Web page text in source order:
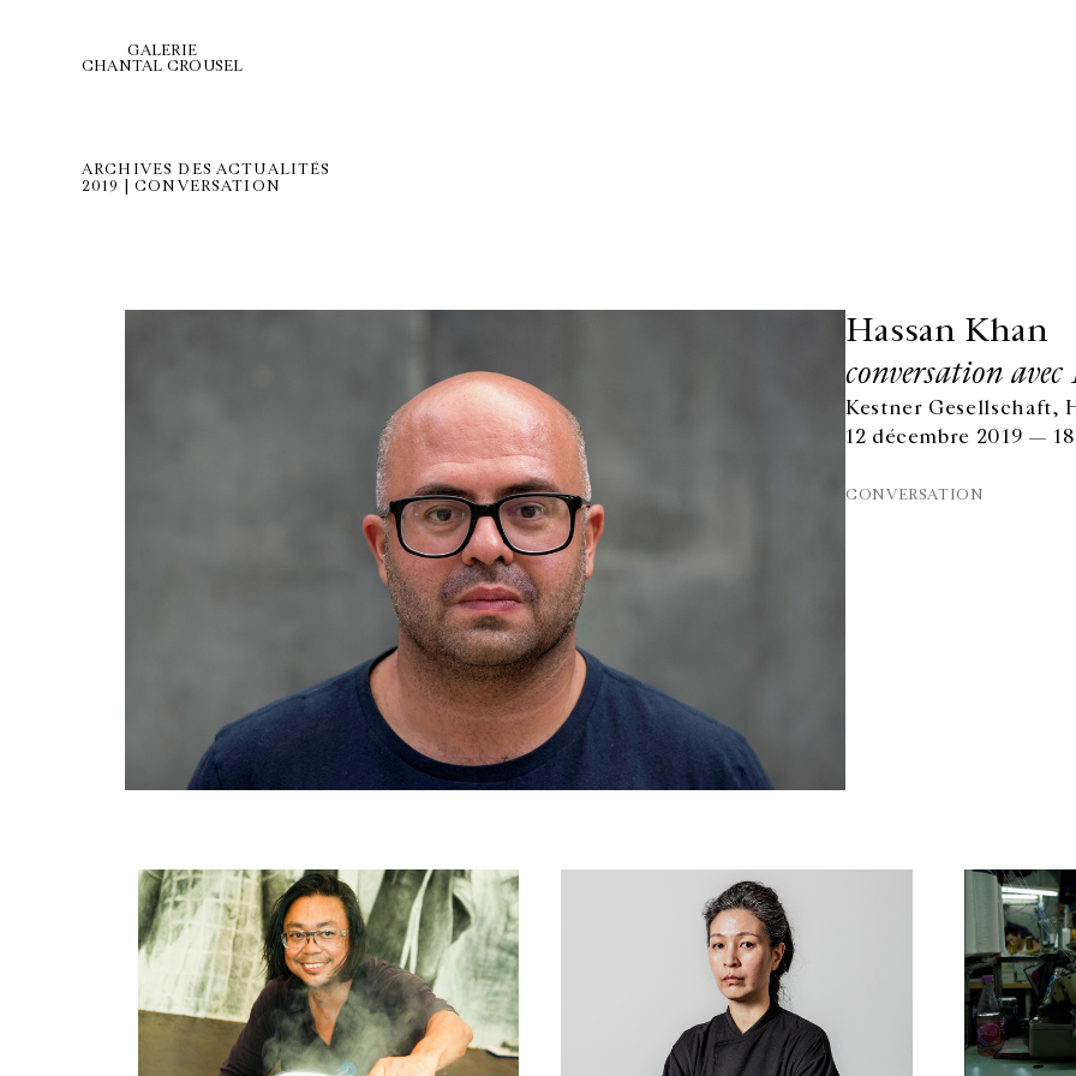
GALERIE
CHANTAL CROUSEL
ARCHIVES DES ACTUALITÉS
2019 | CONVERSATION
Hassan Khan
conversation
Kestner Gesellschaft,
12 décembre 2019 —
CONVERSATION